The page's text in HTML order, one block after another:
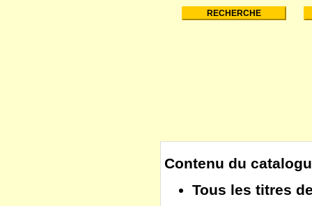
Contenu du
Tous les titres